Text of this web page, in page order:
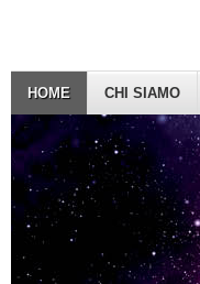
HOME CHI SIAMO